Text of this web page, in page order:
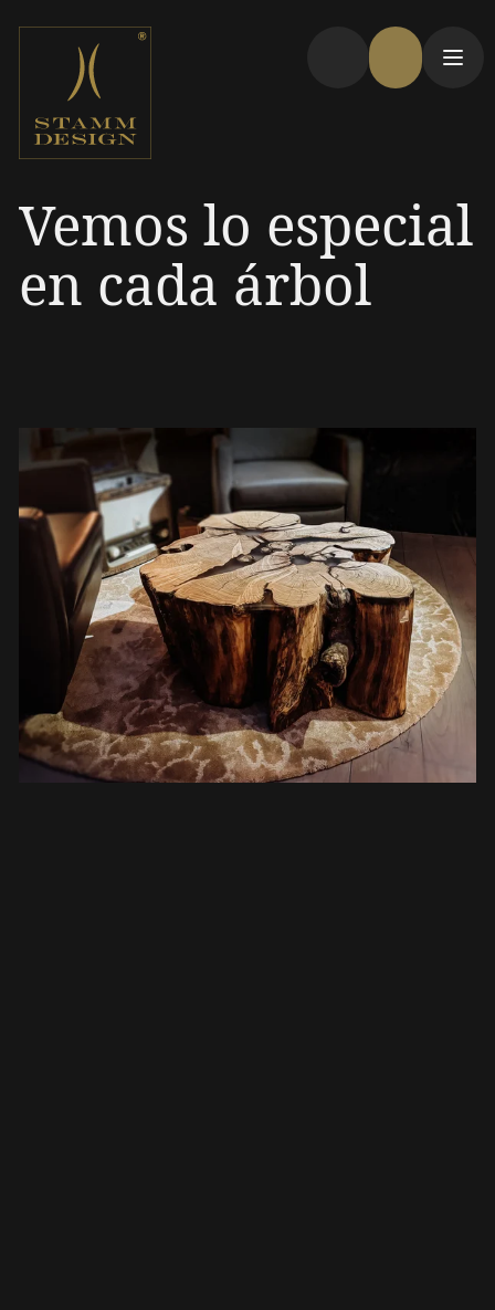
Vemos lo especial
en cada árbol